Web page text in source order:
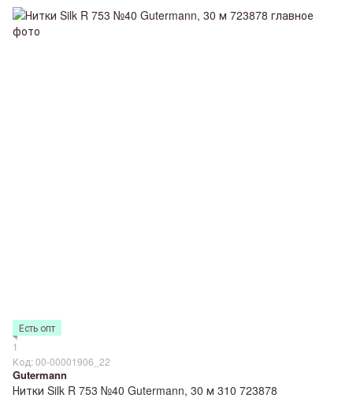
Есть опт
1
Код: 00-00001906_22
Gutermann
Нитки Silk R 753 №40 Gutermann, 30 м 310 723878